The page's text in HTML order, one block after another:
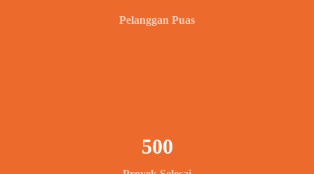
Pelanggan Puas
500